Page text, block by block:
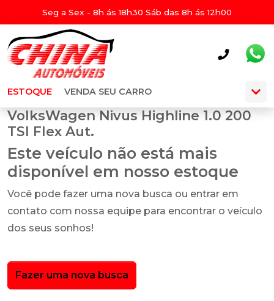
Seg a Sex - 8h ás 18h30 Sáb das 8h ás 12h00
ESTOQUE VENDA SEU CARRO
VolksWagen Nivus Highline 1.0 200
TSI Flex Aut.
Este veículo não está mais
disponível em nosso estoque
Você pode fazer uma nova busca ou entrar em
contato com nossa equipe para encontrar o veículo
dos seus sonhos!
Fazer uma nova busca